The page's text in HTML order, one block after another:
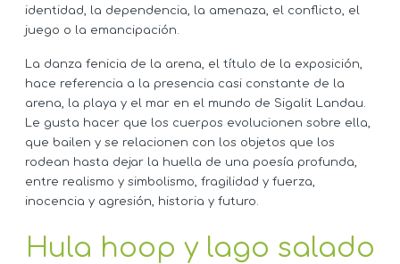
identidad, la dependencia, la amenaza, el conflicto, el
juego o la emancipación.
La danza fenicia de la arena, el título de la exposición,
hace referencia a la presencia casi constante de la
arena, la playa y el mar en el mundo de Sigalit Landau.
Le gusta hacer que los cuerpos evolucionen sobre ella,
que bailen y se relacionen con los objetos que los
rodean hasta dejar la huella de una poesía profunda,
entre realismo y simbolismo, fragilidad y fuerza,
inocencia y agresión, historia y futuro.
Hula hoop y lago salado